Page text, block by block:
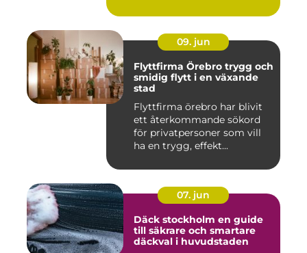
09. jun
Flyttfirma Örebro trygg och
smidig flytt i en växande
stad
Flyttfirma örebro har blivit
ett återkommande sökord
för privatpersoner som vill
ha en trygg, effekt...
07. jun
Däck stockholm en guide
till säkrare och smartare
däckval i huvudstaden